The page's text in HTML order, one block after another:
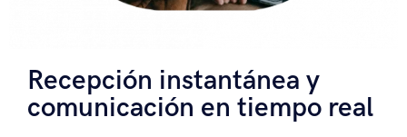
Recepción instantánea y
comunicación en tiempo real